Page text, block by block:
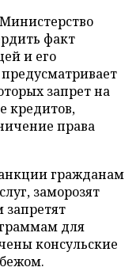
факт
и его
запрет на
кредитов,
права
гражданам
заморозят
запретят
для
консульские